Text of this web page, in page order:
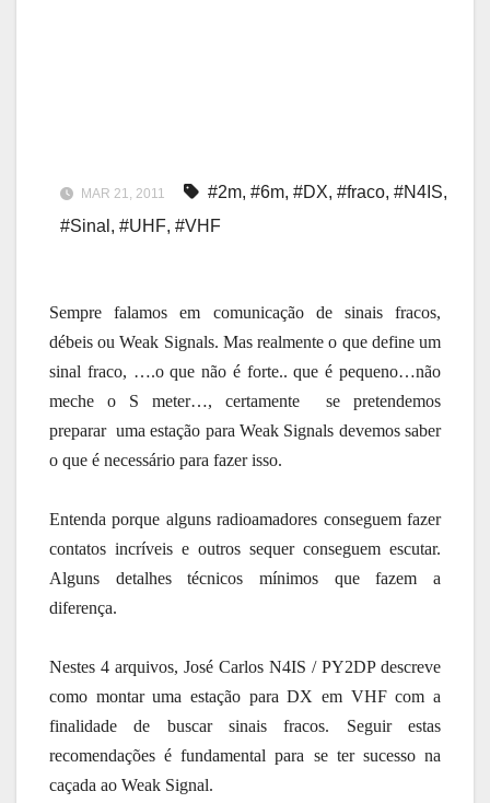
MAR 21, 2011 #2m, #6m, #DX, #fraco, #N4IS,
#Sinal , #UHF, #VHF
Sempre falamos em comunicação de sinais fracos,
débeis ou Weak Signals. Mas realmente o que define um
sinal fraco, ….o que não é forte.. que é pequeno…não
meche o S meter…, certamente se pretendemos
preparar uma estação para Weak Signals devemos saber
o que é necessário para fazer isso.
Entenda porque alguns radioamadores conseguem fazer
contatos incríveis e outros sequer conseguem escutar.
Alguns detalhes técnicos mínimos que fazem a
diferença.
Nestes 4 arquivos, José Carlos N4IS / PY2DP descreve
como montar uma estação para DX em VHF com a
finalidade de buscar sinais fracos. Seguir estas
recomendações é fundamental para se ter sucesso na
caçada ao Weak Signal.